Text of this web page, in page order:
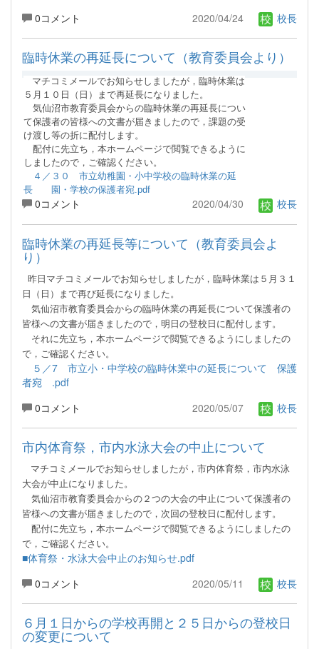
0コメント
2020/04/24 校長
臨時休業の再延長について（教育委員会より）
マチコミメールでお知らせしましたが，臨時休業は
５月１０日（日）まで再延長になりました。
気仙沼市教育委員会からの臨時休業の再延長につい
て保護者の皆様への文書が届きましたので，課題の受
け渡し等の折に配付します。
配付に先立ち，本ホームページで閲覧できるように
しましたので，ご確認ください。
４／３０ 市立幼稚園・小中学校の臨時休業の延
長 園・学校の保護者宛.pdf
0コメント 2020/04/30 校長
臨時休業の再延長等について（教育委員会よ
り）
昨日マチコミメールでお知らせしましたが，臨時休業は５月３１
日（日）まで再び延長になりました。
気仙沼市教育委員会からの臨時休業の再延長について保護者の
皆様への文書が届きましたので，明日の登校日に配付します。
それに先立ち，本ホームページで閲覧できるようにしましたの
で，ご確認ください。
５／7 市立小・中学校の臨時休業中の延長について 保護
者宛 .pdf
0コメント
2020/05/07 校長
市内体育祭，市内水泳大会の中止について
マチコミメールでお知らせしましたが，市内体育祭，市内水泳
大会が中止になりました。
気仙沼市教育委員会からの２つの大会の中止について保護者の
皆様への文書が届きましたので，次回の登校日に配付します。
配付に先立ち，本ホームページで閲覧できるようにしましたの
で，ご確認ください。
■体育祭・水泳大会中止のお知らせ.pdf
0コメント
2020/05/11 校長
６月１日からの学校再開と２５日からの登校日
の変更について